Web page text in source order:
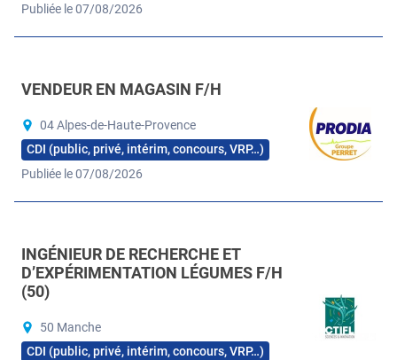
Publiée le 07/08/2026
VENDEUR EN MAGASIN F/H
04 Alpes-de-Haute-Provence
CDI (public, privé, intérim, concours, VRP…)
Publiée le 07/08/2026
INGÉNIEUR DE RECHERCHE ET
D’EXPÉRIMENTATION LÉGUMES F/H
(50)
50 Manche
CDI (public, privé, intérim, concours, VRP…)